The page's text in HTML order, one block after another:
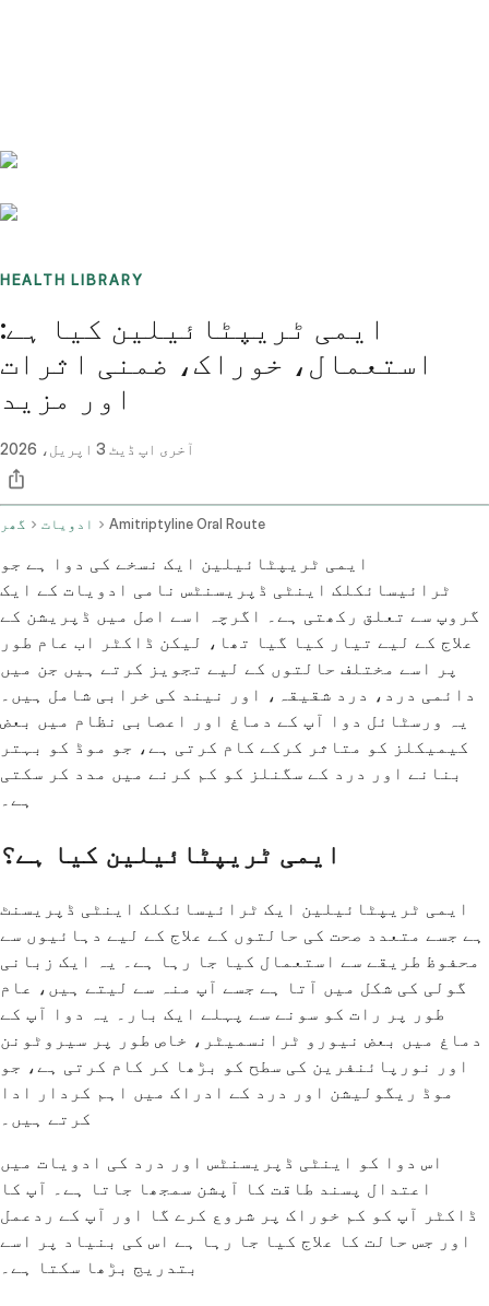
HEALTH LIBRARY
ایمی ٹریپٹائیلین کیا ہے:
استعمال، خوراک، ضمنی اثرات
اور مزید
آخری اپ ڈیٹ 3 اپریل، 2026
گھر ادویات Amitriptyline Oral Route
ایمی ٹریپٹائیلین ایک نسخے کی دوا ہے جو
ٹرائیسائکلک اینٹی ڈپریسنٹس نامی ادویات کے ایک
گروپ سے تعلق رکھتی ہے۔ اگرچہ اسے اصل میں ڈپریشن کے
علاج کے لیے تیار کیا گیا تھا، لیکن ڈاکٹر اب عام طور
پر اسے مختلف حالتوں کے لیے تجویز کرتے ہیں جن میں
دائمی درد، درد شقیقہ، اور نیند کی خرابی شامل ہیں۔
یہ ورسٹائل دوا آپ کے دماغ اور اعصابی نظام میں بعض
کیمیکلز کو متاثر کرکے کام کرتی ہے، جو موڈ کو بہتر
بنانے اور درد کے سگنلز کو کم کرنے میں مدد کر سکتی
ہے۔
ایمی ٹریپٹائیلین کیا ہے؟
ایمی ٹریپٹائیلین ایک ٹرائیسائکلک اینٹی ڈپریسنٹ
ہے جسے متعدد صحت کی حالتوں کے علاج کے لیے دہائیوں سے
محفوظ طریقے سے استعمال کیا جا رہا ہے۔ یہ ایک زبانی
گولی کی شکل میں آتا ہے جسے آپ منہ سے لیتے ہیں، عام
طور پر رات کو سونے سے پہلے ایک بار۔ یہ دوا آپ کے
دماغ میں بعض نیورو ٹرانسمیٹر، خاص طور پر سیروٹونن
اور نورپائنفرین کی سطح کو بڑھا کر کام کرتی ہے، جو
موڈ ریگولیشن اور درد کے ادراک میں اہم کردار ادا
کرتے ہیں۔
اس دوا کو اینٹی ڈپریسنٹس اور درد کی ادویات میں
اعتدال پسند طاقت کا آپشن سمجھا جاتا ہے۔ آپ کا
ڈاکٹر آپ کو کم خوراک پر شروع کرے گا اور آپ کے ردعمل
اور جس حالت کا علاج کیا جا رہا ہے اس کی بنیاد پر اسے
بتدریج بڑھا سکتا ہے۔